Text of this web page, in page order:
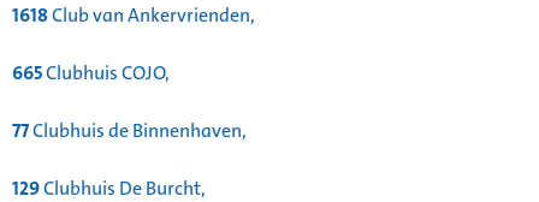
1618Club van Ankervrienden,
665Clubhuis COJO,
77Clubhuis de Binnenhaven,
129Clubhuis De Burcht,